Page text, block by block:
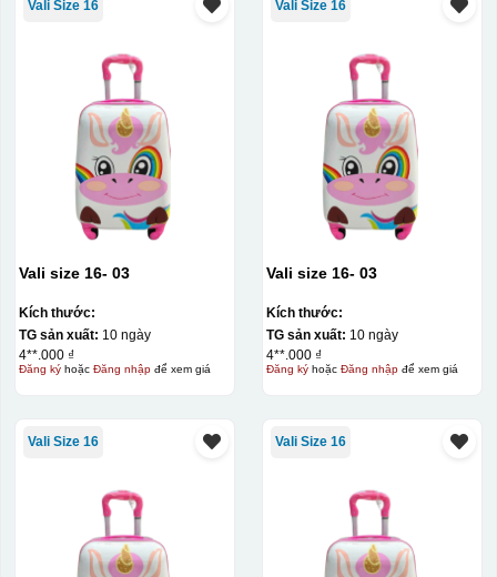
Vali Size 16
Vali size 16- 03
Kích thước:
TG sản xuất: 10 ngày
4**.000 ₫
Đăng kýhoặc Đăng nhậpđể xem giá
Vali Size 16
Vali size 16- 03
Kích thước:
TG sản xuất: 10 ngày
4**.000 ₫
Đăng kýhoặc Đăng nhậpđể xem giá
Vali Size 16 Vali Size 16